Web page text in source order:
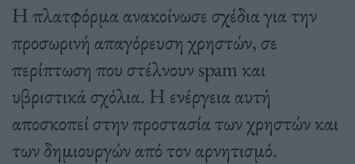
H πλατφόρμα ανακοίνωσε σχέδια για την
προσωρινή απαγόρευση χρηστών, σε
περίπτωση που στέλνουν spam και
υβριστικά σχόλια. Η ενέργεια αυτή
αποσκοπεί στην προστασία των χρηστών και
των δημιουργών από τον αρνητισμό.